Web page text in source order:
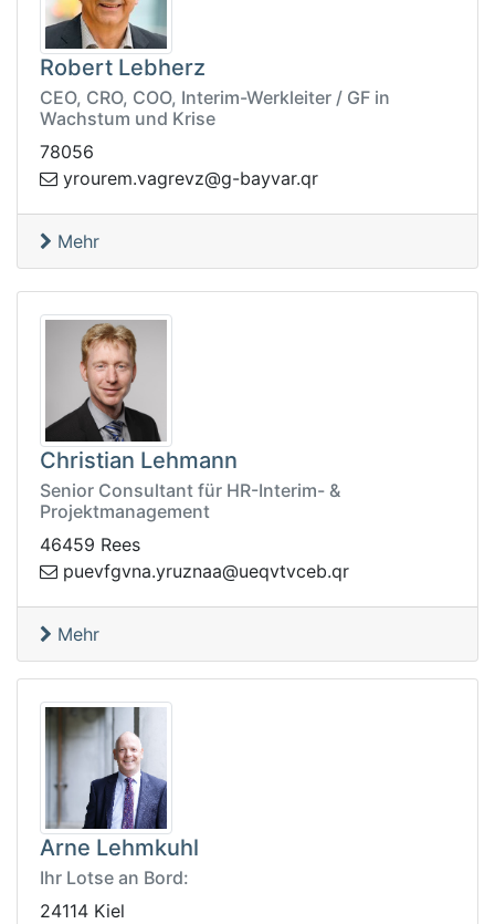
Robert Lebherz
CEO, CRO, COO, Interim-Werkleiter / GF in
Wachstum und Krise
78056
rq.ravya
b-g@zvergav.meruory
Mehr
Christian Lehmann
Senior Consultant für HR-Interim- &
Projektmanagement
46459 Rees
rq.becvtvq
eu@aanzury.anvgfveup
Mehr
Arne Lehmkuhl
Ihr Lotse an Bord:
24114 Kiel